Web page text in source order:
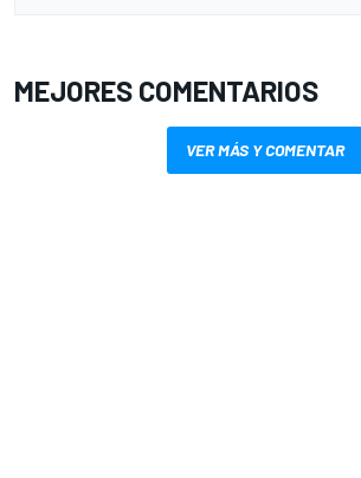
MEJORES COMENTARIOS
VER MÁS Y COMENTAR